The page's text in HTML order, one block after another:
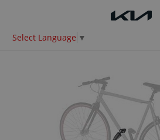
Select Language ▼